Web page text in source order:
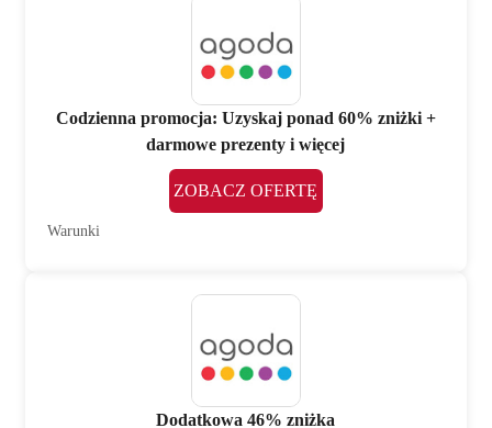
Codzienna promocja: Uzyskaj ponad 60% zniżki +
darmowe prezenty i więcej
ZOBACZ OFERTĘ
Warunki
Dodatkowa 46% zniżka